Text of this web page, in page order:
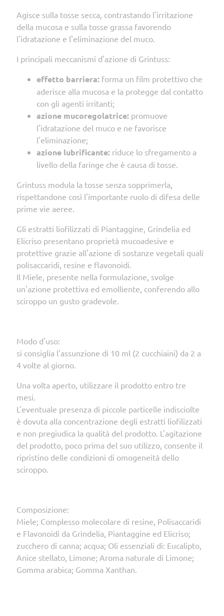
Agisce sulla tosse secca, contrastando l'irritazione
della mucosa e sulla tosse grassa favorendo
l'idratazione e l'eliminazione del muco.
I principali meccanismi d'azione di Grintuss:
effetto barriera: forma un film protettivo che
aderisce alla mucosa e la protegge dal contatto
con gli agenti irritanti;
azione mucoregolatrice: promuove
l'idratazione del muco e ne favorisce
l'eliminazione;
azione lubrificante: riduce lo sfregamento a
livello della faringe che è causa di tosse.
Grintuss modula la tosse senza sopprimerla,
rispettandone così l'importante ruolo di difesa delle
prime vie aeree.
Gli estratti liofilizzati di Piantaggine, Grindelia ed
Elicriso presentano proprietà mucoadesive e
protettive grazie all'azione di sostanze vegetali quali
polisaccaridi, resine e flavonoidi.
Il Miele, presente nella formulazione, svolge
un'azione protettiva ed emolliente, conferendo allo
sciroppo un gusto gradevole.
Modo d'uso:
si consiglia l'assunzione di 10 ml (2 cucchiaini) da 2 a
4 volte al giorno.
Una volta aperto, utilizzare il prodotto entro tre
mesi.
L'eventuale presenza di piccole particelle indisciolte
è dovuta alla concentrazione degli estratti liofilizzati
e non pregiudica la qualità del prodotto. L'agitazione
del prodotto, poco prima del suo utilizzo, consente il
ripristino delle condizioni di omogeneità dello
sciroppo.
Composizione:
Miele; Complesso molecolare di resine, Polisaccaridi
e Flavonoidi da Grindelia, Piantaggine ed Elicriso;
zucchero di canna; acqua; Oli essenziali di: Eucalipto,
Anice stellato, Limone; Aroma naturale di Limone;
Gomma arabica; Gomma Xanthan.